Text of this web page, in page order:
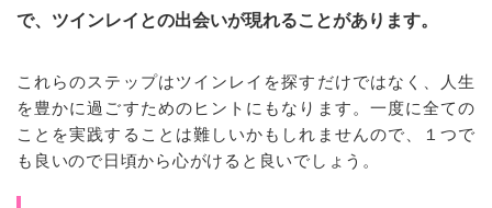
で、ツインレイとの出会いが現れることがあります。
これらのステップはツインレイを探すだけではなく、人生
を豊かに過ごすためのヒントにもなります。一度に全ての
ことを実践することは難しいかもしれませんので、１つで
も良いので日頃から心がけると良いでしょう。